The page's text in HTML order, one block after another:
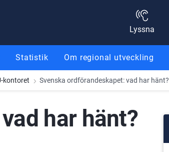
Lyssna
Statistik Om regional utveckling
kontoret Svenska ordförandeskapet: vad har hänt?
har hänt?